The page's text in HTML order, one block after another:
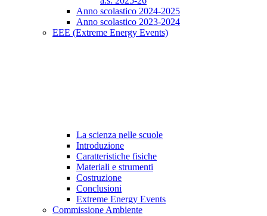
Anno scolastico 2024-2025
Anno scolastico 2023-2024
EEE (Extreme Energy Events)
La scienza nelle scuole
Introduzione
Caratteristiche fisiche
Materiali e strumenti
Costruzione
Conclusioni
Extreme Energy Events
Commissione Ambiente